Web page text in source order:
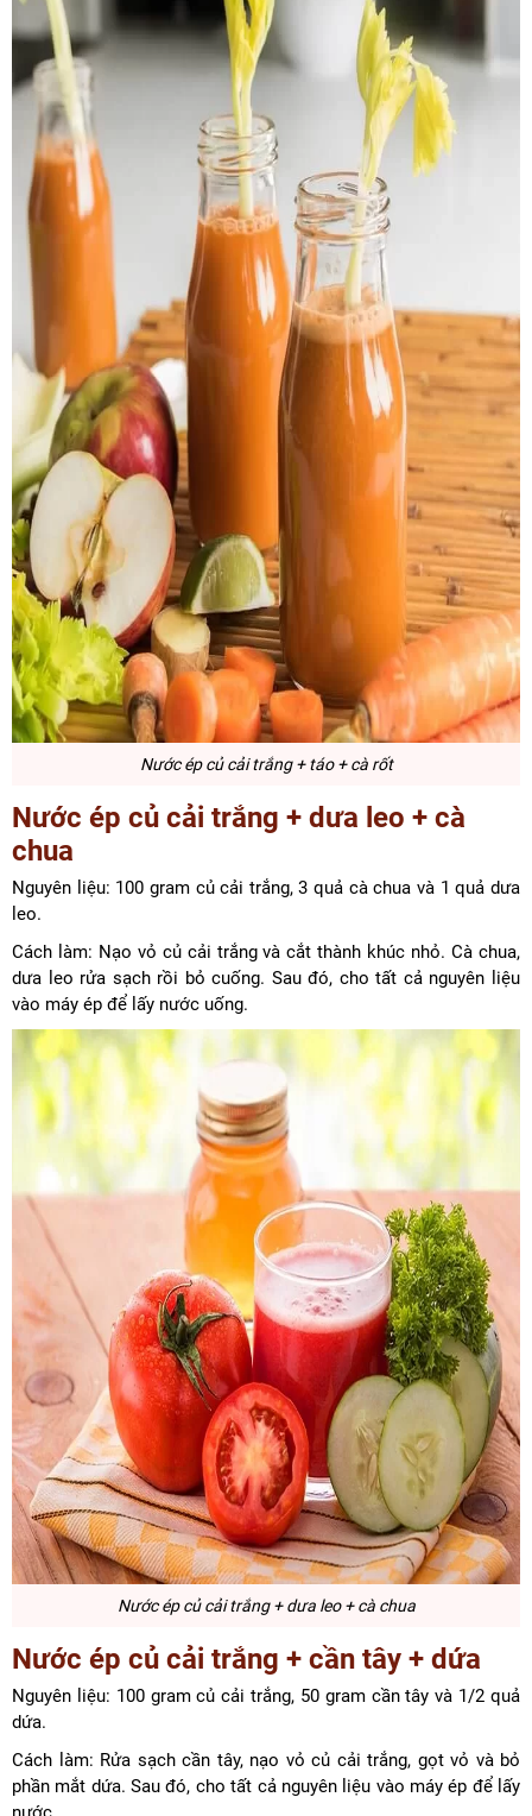
Nước ép củ cải trắng + táo + cà rốt
Nước ép củ cải trắng + dưa leo + cà
chua
Nguyên liệu: 100 gram củ cải trắng, 3 quả cà chua và 1 quả dưa
leo.
Cách làm: Nạo vỏ củ cải trắng và cắt thành khúc nhỏ. Cà chua,
dưa leo rửa sạch rồi bỏ cuống. Sau đó, cho tất cả nguyên liệu
vào máy ép để lấy nước uống.
Nước ép củ cải trắng + dưa leo + cà chua
Nước ép củ cải trắng + cần tây + dứa
Nguyên liệu: 100 gram củ cải trắng, 50 gram cần tây và 1/2 quả
dứa.
Cách làm: Rửa sạch cần tây, nạo vỏ củ cải trắng, gọt vỏ và bỏ
phần mắt dứa. Sau đó, cho tất cả nguyên liệu vào máy ép để lấy